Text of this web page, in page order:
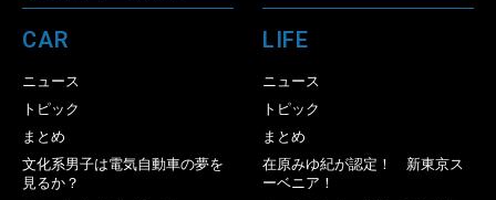
CAR
ニュース
トピック
まとめ
文化系男子は電気自動車の夢を
見るか？
LIFE
ニュース
トピック
まとめ
在原みゆ紀が認定！ 新東京ス
ーベニア！